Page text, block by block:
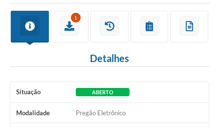
1
Detalhes
Situação ABERTO
Modalidade Pregão Eletrônico